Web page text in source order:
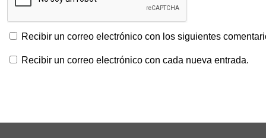
Recibir un correo electrónico con los siguientes
Recibir un correo electrónico con cada nueva entrada.